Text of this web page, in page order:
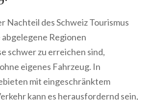
Nachteil des Schweiz Tourismus
abgelegene Regionen
schwer zu erreichen sind,
eigenes Fahrzeug. In
mit eingeschränktem
kann es herausfordernd sein,